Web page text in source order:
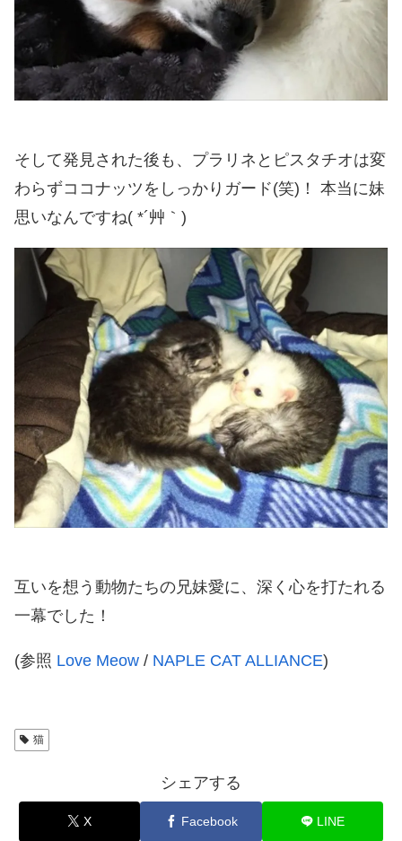
そして発見された後も、プラリネとピスタチオは変
わらずココナッツをしっかりガード(笑)！ 本当に妹
思いなんですね( *´艸｀)
互いを想う動物たちの兄妹愛に、深く心を打たれる
一幕でした！
(参照 Love Meow / NAPLE CAT ALLIANCE)
猫
シェアする
X Facebook LINE